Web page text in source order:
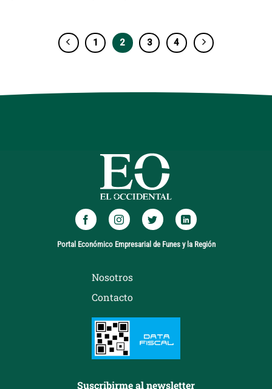
1 2 3 4
Portal Económico Empresarial de Funes y la Región
Nosotros
Contacto
Suscribirme al newsletter